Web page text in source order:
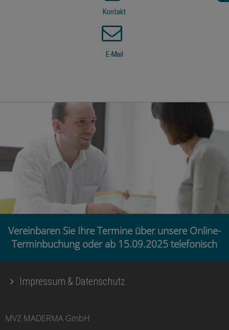
Kontakt
E-Mail
Vereinbaren Sie Ihre Termine über unsere Online-
Terminbuchung oder ab 15.09.2025 telefonisch
Impressum & Datenschutz
MVZ MADERMA GmbH